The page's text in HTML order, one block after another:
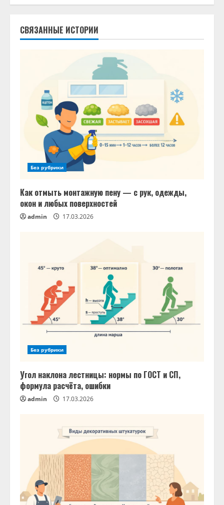
СВЯЗАННЫЕ ИСТОРИИ
Без рубрики
Как отмыть монтажную пену — с рук, одежды,
окон и любых поверхностей
admin 17.03.2026
Без рубрики
Угол наклона лестницы: нормы по ГОСТ и СП,
формула расчёта, ошибки
admin 17.03.2026